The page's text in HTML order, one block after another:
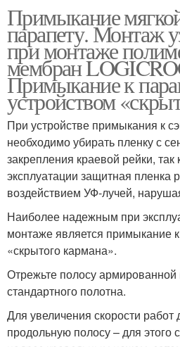
Примыкание
парапету. Монтаж
при монтаже
мембран
Примыкание к
устройством
При устройстве примыкания к
необходимо убирать пленку с
закрепления краевой рейки, так
эксплуатации защитная пленка
воздействием УФ-лучей,
Наиболее надежным при
монтаже является примыкание
«скрытого кармана».
Отрежьте полосу
стандартного полотна.
Для увеличения скорости работ
продольную полосу – для этого